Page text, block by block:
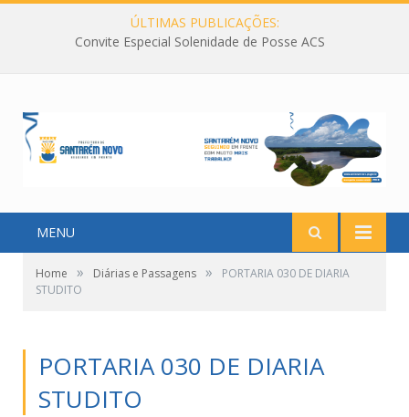
ÚLTIMAS PUBLICAÇÕES:
Convite Especial Solenidade de Posse ACS
MENU
Home » Diárias e Passagens »
PORTARIA 030 DE DIARIA
STUDITO
PORTARIA 030 DE DIARIA
STUDITO